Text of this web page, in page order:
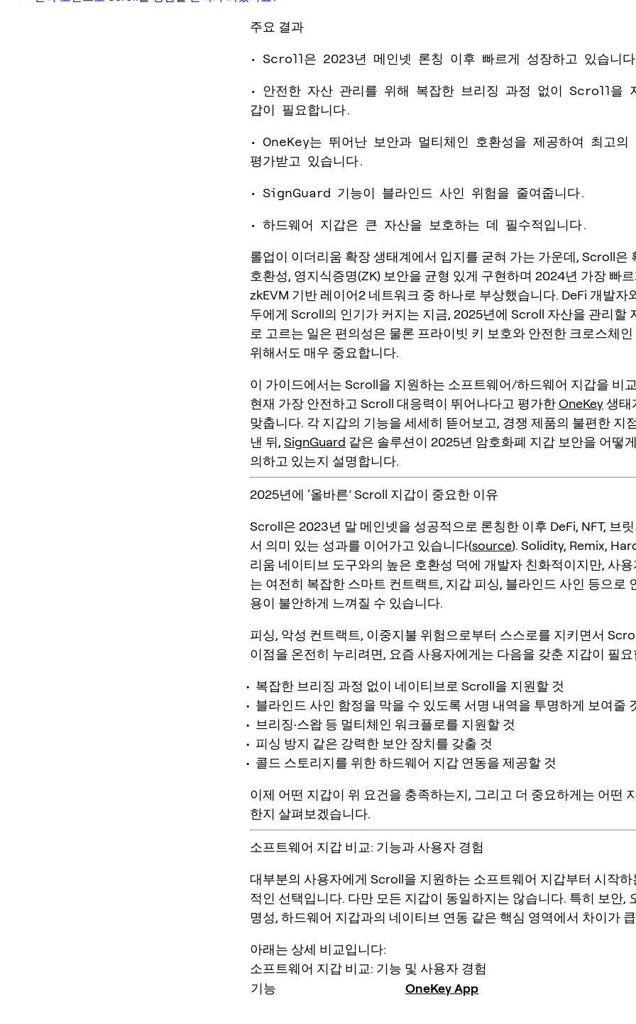
주요 결과
• Scroll은 2023년 메인넷 론칭 이후 빠르게 성장하고 있습니
• 안전한 자산 관리를 위해 복잡한 브리징 과정 없이 Scroll을
갑이 필요합니다.
• OneKey는 뛰어난 보안과 멀티체인 호환성을 제공하여 최고의
평가받고 있습니다.
• SignGuard 기능이 블라인드 사인 위험을 줄여줍니다.
• 하드웨어 지갑은 큰 자산을 보호하는 데 필수적입니다.
롤업이 이더리움 확장 생태계에서 입지를 굳혀 가는 가운데, Scroll은
호환성, 영지식증명(ZK) 보안을 균형 있게 구현하며 2024년 가장 빠
zkEVM 기반 레이어2 네트워크 중 하나로 부상했습니다. DeFi 개발자
두에게 Scroll의 인기가 커지는 지금, 2025년에 Scroll 자산을 관리할
로 고르는 일은 편의성은 물론 프라이빗 키 보호와 안전한 크로스체
위해서도 매우 중요합니다.
이 가이드에서는 Scroll을 지원하는 소프트웨어/하드웨어 지갑을 비
현재 가장 안전하고 Scroll 대응력이 뛰어나다고 평가한OneKey생태
맞춥니다. 각 지갑의 기능을 세세히 뜯어보고, 경쟁 제품의 불편한 지
낸 뒤, SignGuard 같은 솔루션이 2025년 암호화폐 지갑 보안을 어떻
의하고 있는지 설명합니다.
2025년에 ‘올바른’ Scroll 지갑이 중요한 이유
Scroll은 2023년 말 메인넷을 성공적으로 론칭한 이후 DeFi, NFT, 브
서 의미 있는 성과를 이어가고 있습니다(source). Solidity, Remix,
리움 네이티브 도구와의 높은 호환성 덕에 개발자 친화적이지만, 사
는 여전히 복잡한 스마트 컨트랙트, 지갑 피싱, 블라인드 사인 등으로
용이 불안하게 느껴질 수 있습니다.
피싱, 악성 컨트랙트, 이중지불 위험으로부터 스스로를 지키면서
이점을 온전히 누리려면, 요즘 사용자에게는 다음을 갖춘 지갑이 필
복잡한 브리징 과정 없이 네이티브로 Scroll을 지원할 것
블라인드 사인 함정을 막을 수 있도록 서명 내역을 투명하게 보여줄
브리징·스왑 등 멀티체인 워크플로를 지원할 것
피싱 방지 같은 강력한 보안 장치를 갖출 것
콜드 스토리지를 위한 하드웨어 지갑 연동을 제공할 것
이제 어떤 지갑이 위 요건을 충족하는지, 그리고 더 중요하게는 어떤
한지 살펴보겠습니다.
소프트웨어 지갑 비교: 기능과 사용자 경험
대부분의 사용자에게 Scroll을 지원하는 소프트웨어 지갑부터 시작하
적인 선택입니다. 다만 모든 지갑이 동일하지는 않습니다. 특히 보안,
명성, 하드웨어 지갑과의 네이티브 연동 같은 핵심 영역에서 차이가
아래는 상세 비교입니다:
소프트웨어 지갑 비교: 기능 및 사용자 경험
기능
OneKey App